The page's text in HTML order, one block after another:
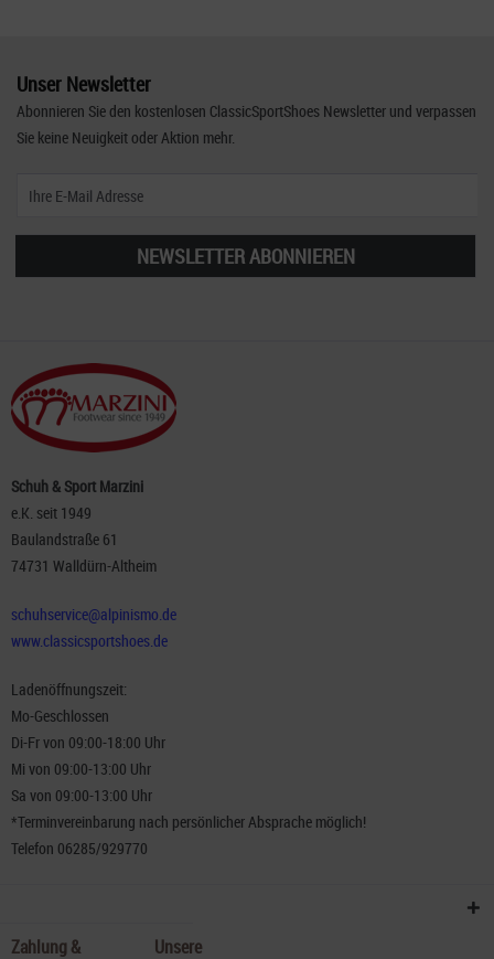
Unser Newsletter
Abonnieren Sie den kostenlosen ClassicSportShoes Newsletter und verpassen
Sie keine Neuigkeit oder Aktion mehr.
NEWSLETTER ABONNIEREN
Schuh & Sport Marzini
e.K. seit 1949
Baulandstraße 61
74731 Walldürn-Altheim
schuhservice@alpinismo.de
www.classicsportshoes.de
Ladenöffnungszeit:
Mo-Geschlossen
Di-Fr von 09:00-18:00 Uhr
Mi von 09:00-13:00 Uhr
Sa von 09:00-13:00 Uhr
*Terminvereinbarung nach persönlicher Absprache möglich!
Telefon 06285/929770
Zahlung & Unsere